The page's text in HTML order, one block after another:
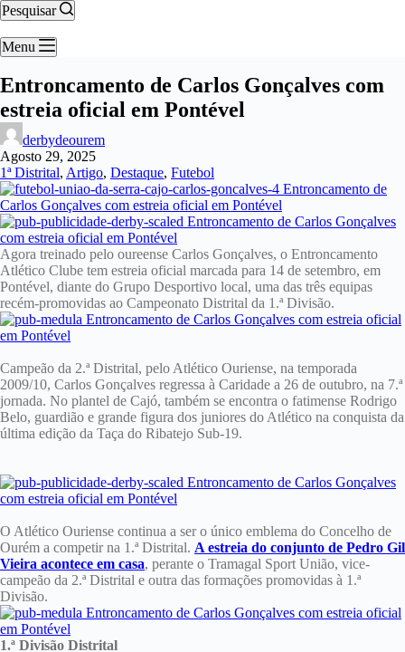
Pesquisar
Menu
Entroncamento de Carlos Gonçalves com
estreia oficial em Pontével
derbydeourem
Agosto 29, 2025
1ª Distrital, Artigo, Destaque, Futebol
Agora treinado pelo oureense Carlos Gonçalves, o Entroncamento
Atlético Clube tem estreia oficial marcada para 14 de setembro, em
Pontével, diante do Grupo Desportivo local, uma das três equipas
recém-promovidas ao Campeonato Distrital da 1.ª Divisão.
Campeão da 2.ª Distrital, pelo Atlético Ouriense, na temporada
2009/10, Carlos Gonçalves regressa à Caridade a 26 de outubro, na 7.ª
jornada. No plantel de Cajó, também se encontra o fatimense Rodrigo
Belo, guardião e grande figura dos juniores do Atlético na conquista da
última edição da Taça do Ribatejo Sub-19.
O Atlético Ouriense continua a ser o único emblema do Concelho de
Ourém a competir na 1.ª Distrital. A estreia do conjunto de Pedro Gil
Vieira acontece em casa, perante o Tramagal Sport União, vice-
campeão da 2.ª Distrital e outra das formações promovidas à 1.ª
Divisão.
1.ª Divisão Distrital